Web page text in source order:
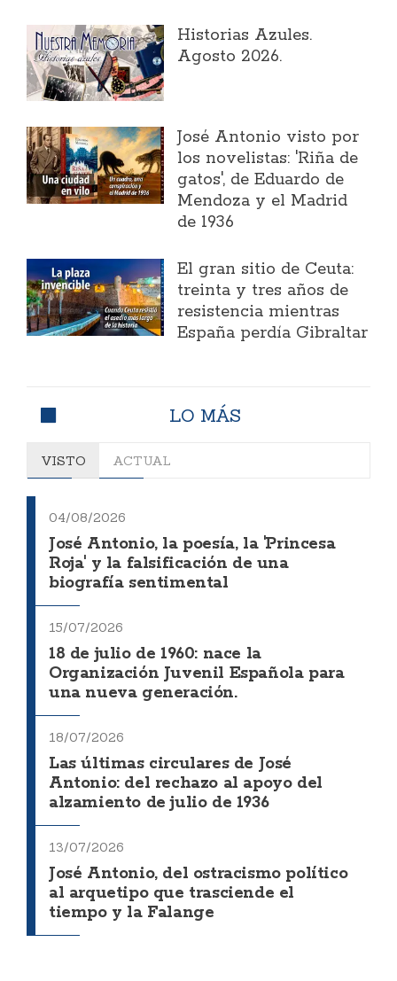
Historias Azules.
Agosto 2026.
José Antonio visto por
los novelistas: 'Riña de
gatos', de Eduardo de
Mendoza y el Madrid
de 1936
El gran sitio de Ceuta:
treinta y tres años de
resistencia mientras
España perdía Gibraltar
LO MÁS
VISTO ACTUAL
04/08/2026
José Antonio, la poesía, la 'Princesa
Roja' y la falsificación de una
biografía sentimental
15/07/2026
18 de julio de 1960: nace la
Organización Juvenil Española para
una nueva generación.
18/07/2026
Las últimas circulares de José
Antonio: del rechazo al apoyo del
alzamiento de julio de 1936
13/07/2026
José Antonio, del ostracismo político
al arquetipo que trasciende el
tiempo y la Falange